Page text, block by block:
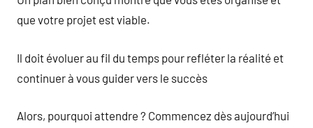
que votre projet est viable.
Il doit évoluer au fil du temps pour refléter la réalité et
continuer à vous guider vers le succès
Alors, pourquoi attendre ? Commencez dès aujourd’hui